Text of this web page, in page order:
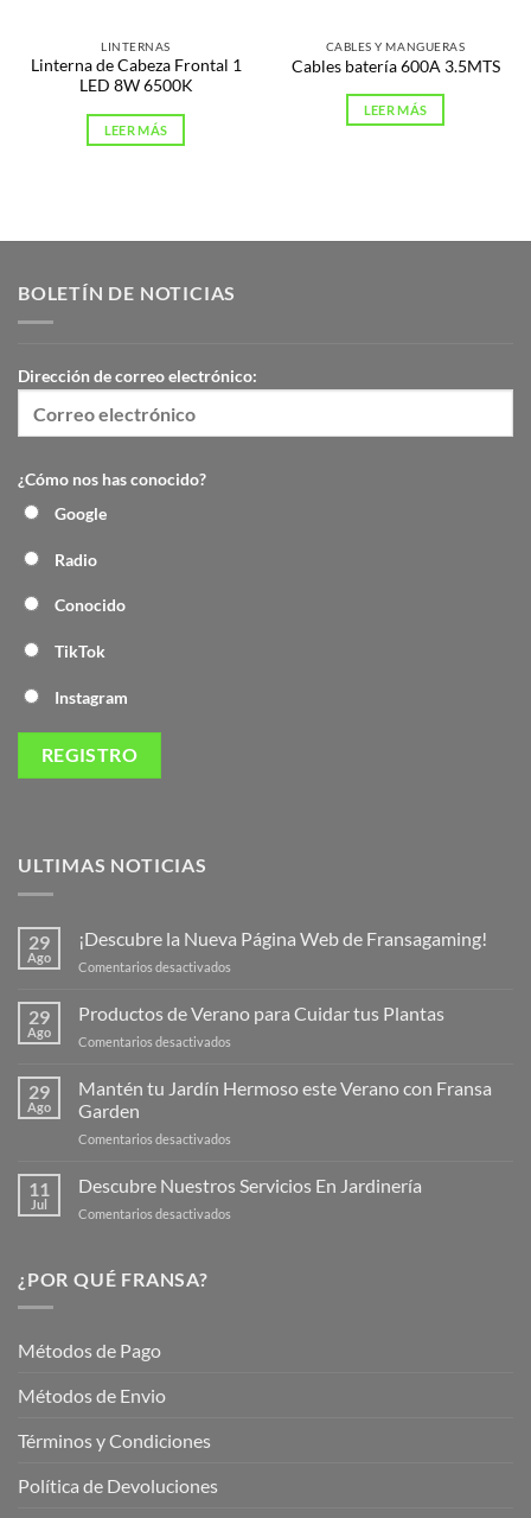
LINTERNAS
Linterna de Cabeza Frontal 1
LED 8W 6500K
LEER MÁS
CABLES Y MANGUERAS
Cables batería 600A 3.5MTS
LEER MÁS
BOLETÍN DE NOTICIAS
Dirección de correo electrónico:
¿Cómo nos has conocido?
Google
Radio
Conocido
TikTok
Instagram
ULTIMAS NOTICIAS
29
Ago
¡Descubre la Nueva Página Web de Fransagaming!
Comentarios desactivados
Nueva
de
29
Ago
Productos de Verano para Cuidar tus Plantas
Comentarios desactivados
de
Verano
Plantas
29
Ago
Mantén tu Jardín Hermoso este Verano con Fransa
Garden
Comentarios desactivados
tu
Jardín
11
Jul
Descubre Nuestros Servicios En Jardinería
Comentarios desactivados
¿POR QUÉ FRANSA?
Métodos de Pago
Métodos de Envio
Términos y Condiciones
Política de Devoluciones